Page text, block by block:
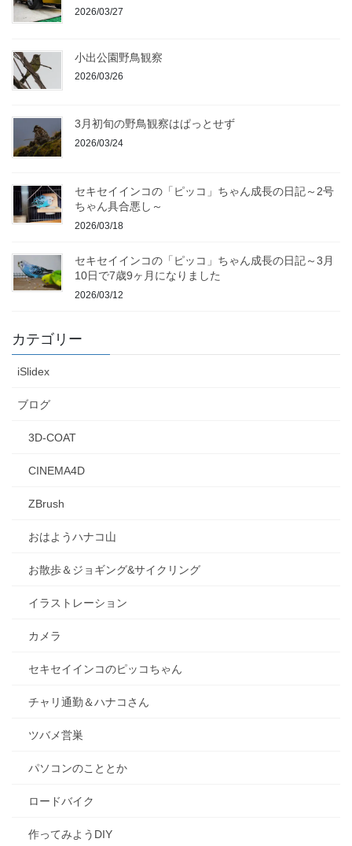
2026/03/27
小出公園野鳥観察
2026/03/26
3月初旬の野鳥観察はぱっとせず
2026/03/24
セキセイインコの「ピッコ」ちゃん成長の日記～2号
ちゃん具合悪し～
2026/03/18
セキセイインコの「ピッコ」ちゃん成長の日記～3月
10日で7歳9ヶ月になりました
2026/03/12
カテゴリー
iSlidex
ブログ
3D-COAT
CINEMA4D
ZBrush
おはようハナコ山
お散歩＆ジョギング&サイクリング
イラストレーション
カメラ
セキセイインコのピッコちゃん
チャリ通勤＆ハナコさん
ツバメ営巣
パソコンのこととか
ロードバイク
作ってみようDIY